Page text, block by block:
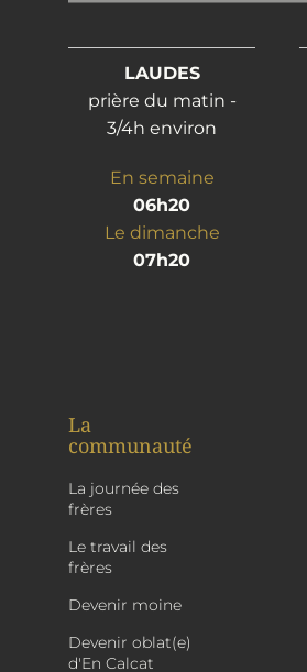
LAUDES
prière du matin -
3/4h environ
En semaine
06h20
Le dimanche
07h20
La
communauté
La journée des
frères
Le travail des
frères
Devenir moine
Devenir oblat(e)
d'En Calcat